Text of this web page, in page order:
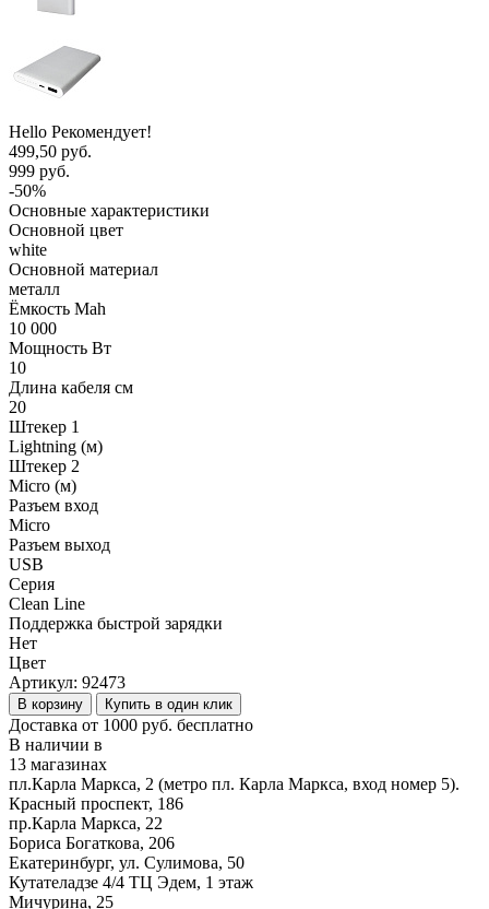
Hello Рекомендует!
499,50 руб.
999 руб.
-50%
Основные характеристики
Основной цвет
white
Основной материал
металл
Ёмкость Mah
10 000
Мощность Вт
10
Длина кабеля см
20
Штекер 1
Lightning (м)
Штекер 2
Micro (м)
Разъем вход
Micro
Разъем выход
USB
Серия
Clean Line
Поддержка быстрой зарядки
Нет
Цвет
Артикул: 92473
В корзину Купить в один клик
Доставка от 1000 руб. бесплатно
В наличии в
13 магазинах
пл.Карла Маркса, 2 (метро пл. Карла Маркса, вход номер 5).
Красный проспект, 186
пр.Карла Маркса, 22
Бориса Богаткова, 206
Екатеринбург, ул. Сулимова, 50
Кутателадзе 4/4 ТЦ Эдем, 1 этаж
Мичурина, 25